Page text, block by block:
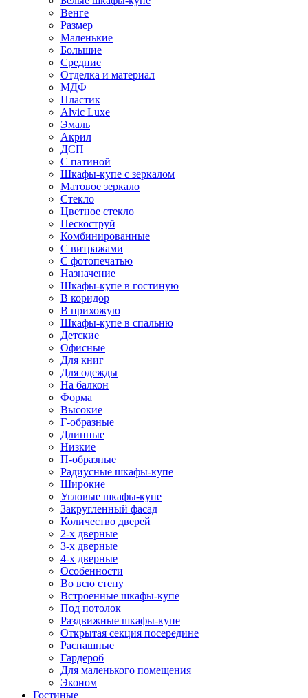
Венге
Размер
Маленькие
Большие
Средние
Отделка и материал
МДФ
Пластик
Alvic Luxe
Эмаль
Акрил
ДСП
С патиной
Шкафы-купе с зеркалом
Матовое зеркало
Стекло
Цветное стекло
Пескоструй
Комбинированные
С витражами
С фотопечатью
Назначение
Шкафы-купе в гостиную
В коридор
В прихожую
Шкафы-купе в спальню
Детские
Офисные
Для книг
Для одежды
На балкон
Форма
Высокие
Г-образные
Длинные
Низкие
П-образные
Радиусные шкафы-купе
Широкие
Угловые шкафы-купе
Закругленный фасад
Количество дверей
2-х дверные
3-х дверные
4-х дверные
Особенности
Во всю стену
Встроенные шкафы-купе
Под потолок
Раздвижные шкафы-купе
Открытая секция посередине
Распашные
Гардероб
Для маленького помещения
Эконом
Гостиные